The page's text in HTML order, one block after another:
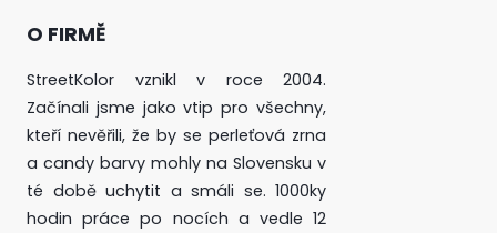
O FIRMĚ
StreetKolor vznikl v roce 2004.
Začínali jsme jako vtip pro všechny,
kteří nevěřili, že by se perleťová zrna
a candy barvy mohly na Slovensku v
té době uchytit a smáli se. 1000ky
hodin práce po nocích a vedle 12